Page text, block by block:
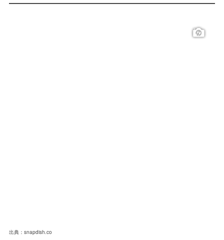
出典：snapdish.co